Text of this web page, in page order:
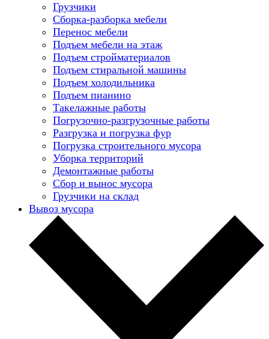
Грузчики
Сборка-разборка мебели
Перенос мебели
Подъем мебели на этаж
Подъем стройматериалов
Подъем стиральной машины
Подъем холодильника
Подъем пианино
Такелажные работы
Погрузочно-разгрузочные работы
Разгрузка и погрузка фур
Погрузка строительного мусора
Уборка территорий
Демонтажные работы
Сбор и вынос мусора
Грузчики на склад
Вывоз мусора